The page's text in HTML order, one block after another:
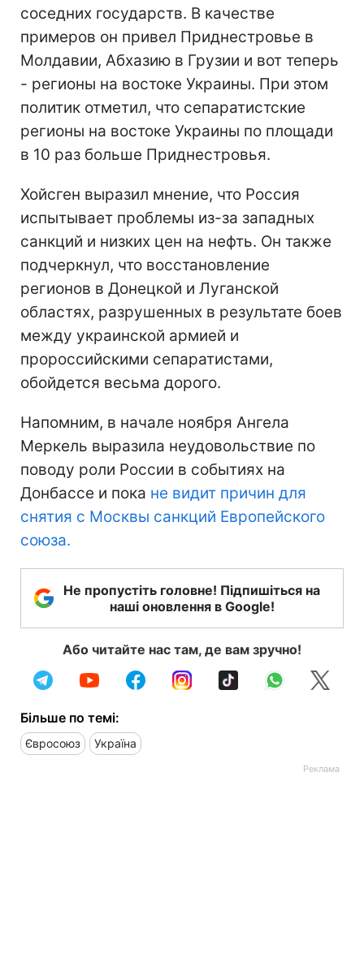
соседних государств. В качестве
примеров он привел Приднестровье в
Молдавии, Абхазию в Грузии и вот теперь
- регионы на востоке Украины. При этом
политик отметил, что сепаратистские
регионы на востоке Украины по площади
в 10 раз больше Приднестровья.
Хойсген выразил мнение, что Россия
испытывает проблемы из-за западных
санкций и низких цен на нефть. Он также
подчеркнул, что восстановление
регионов в Донецкой и Луганской
областях, разрушенных в результате боев
между украинской армией и
пророссийскими сепаратистами,
обойдется весьма дорого.
Напомним, в начале ноября Ангела
Меркель выразила неудовольствие по
поводу роли России в событиях на
Донбассе и пока не видит причин для
снятия с Москвы санкций Европейского
союза.
Не пропустіть головне! Підпишіться на
наші оновлення в Google!
Або читайте нас там, де вам зручно!
Більше по темі:
Євросоюз Україна